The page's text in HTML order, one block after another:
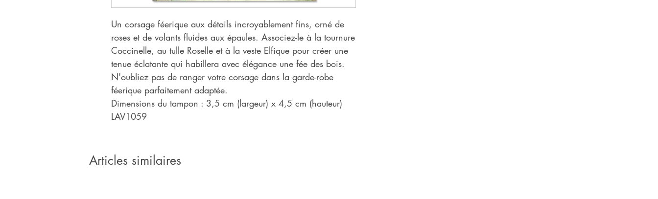
Un corsage féerique aux détails incroyablement fins, orné de
roses et de volants fluides aux épaules. Associez-le à la tournure
Coccinelle, au tulle Roselle et à la veste Elfique pour créer une
tenue éclatante qui habillera avec élégance une fée des bois.
N'oubliez pas de ranger votre corsage dans la garde-robe
féerique parfaitement adaptée.
Dimensions du tampon : 3,5 cm (largeur) x 4,5 cm (hauteur)
LAV1059
Articles similaires